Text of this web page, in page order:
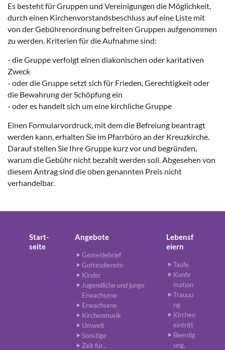
Es besteht für Gruppen und Vereinigungen die Möglichkeit,
durch einen Kirchenvorstandsbeschluss auf eine Liste mit
von der Gebührenordnung befreiten Gruppen aufgenommen
zu werden. Kriterien für die Aufnahme sind:
- die Gruppe verfolgt einen diakonischen oder karitativen
Zweck
- oder die Gruppe setzt sich für Frieden, Gerechtigkeit oder
die Bewahrung der Schöpfung ein
- oder es handelt sich um eine kirchliche Gruppe
Einen Formularvordruck, mit dem die Befreiung beantragt
werden kann, erhalten Sie im Pfarrbüro an der Kreuzkirche.
Darauf stellen Sie Ihre Gruppe kurz vor und begründen,
warum die Gebühr nicht bezahlt werden soll. Abgesehen von
diesem Antrag sind die oben genannten Preis nicht
verhandelbar.
Start-
seite
Angebote
Gemeidebrief
Gottesdienste
Kinder
Jugendliche und junge
Erwachsene
Erwachsene
Kirchenmusik
Umwelt
Sonstige
Zeit für...
Lebensf
eiern
Taufe
Konfir
mation
Trauuu
ng
Kirchen
eintritt
Beerdig
ung,